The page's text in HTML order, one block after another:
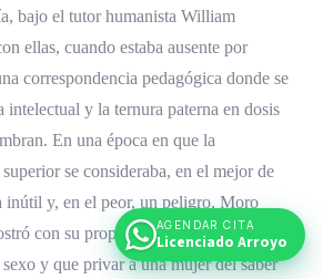
bajo el tutor humanista William
ellas, cuando estaba ausente por
correspondencia pedagógica donde se
intelectual y la ternura paterna en dosis
En una época en que la
se consideraba, en el mejor de
inútil y, en el peor, un peligro, Moro
con su propia prole— que la
y que privar a una mujer del saber
AGENDAR CITA
Licenciado Arroyo